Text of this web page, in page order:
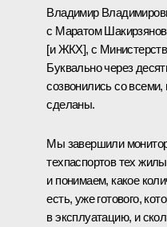
Владимир
с Маратом
[и ЖКХ], с
Буквально через
созвонились со
сделаны.
Мы завершили
техпаспортов тех
и понимаем, какое
есть, уже готового,
в эксплуатацию, и